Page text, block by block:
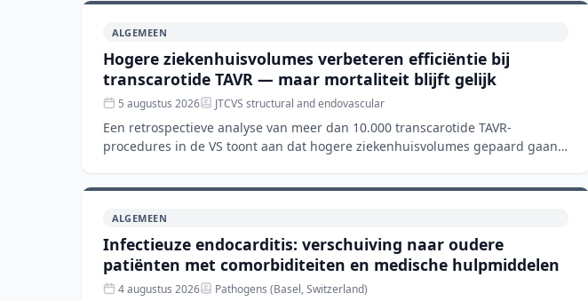
ALGEMEEN
Hogere ziekenhuisvolumes verbeteren efficiëntie bij
transcarotide TAVR — maar mortaliteit blijft gelijk
5 augustus 2026 JTCVS structural and endovascular
Een retrospectieve analyse van meer dan 10.000 transcarotide TAVR-
procedures in de VS toont aan dat hogere ziekenhuisvolumes gepaard gaan
ALGEMEEN
Infectieuze endocarditis: verschuiving naar oudere
patiënten met comorbiditeiten en medische hulpmiddelen
4 augustus 2026 Pathogens (Basel, Switzerland)